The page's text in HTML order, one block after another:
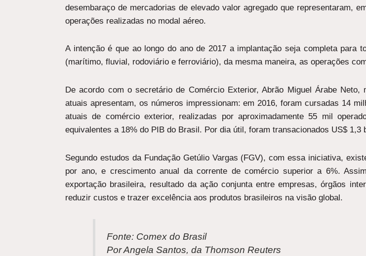
desembaraço de mercadorias de elevado valor agregado que representaram,
operações realizadas no modal aéreo.
A intenção é que ao longo do ano de 2017 a implantação seja completa para
(marítimo, fluvial, rodoviário e ferroviário), da mesma maneira, as operações
De acordo com o secretário de Comércio Exterior, Abrão Miguel Árabe
atuais apresentam, os números impressionam: em 2016, foram cursadas 14
atuais de comércio exterior, realizadas por aproximadamente 55 mil
equivalentes a 18% do PIB do Brasil. Por dia útil, foram transacionados US$ 1,3
Segundo estudos da Fundação Getúlio Vargas (FGV), com essa iniciativa,
por ano, e crescimento anual da corrente de comércio superior a 6%.
exportação brasileira, resultado da ação conjunta entre empresas, órgãos
reduzir custos e trazer excelência aos produtos brasileiros na visão global.
Fonte: Comex do Brasil
Por Angela Santos, da Thomson Reuters